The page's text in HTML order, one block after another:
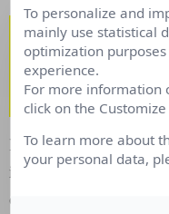
Quelle est la
marketing
Comment
la pratique ?
Le marketing B2C
interaction directe
consommateurs
To personalize and
mainly use statistical
optimization
experience.
For more information
click on the
To learn more about
your personal data,